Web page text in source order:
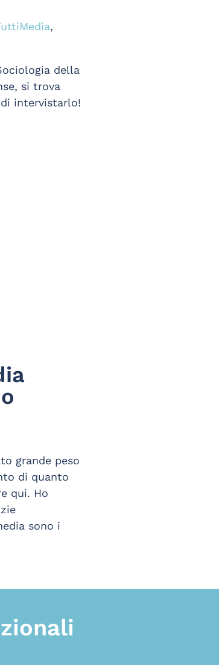
,
della
si trova
di intervistarlo!
grande peso
di quanto
qui. Ho
sono i